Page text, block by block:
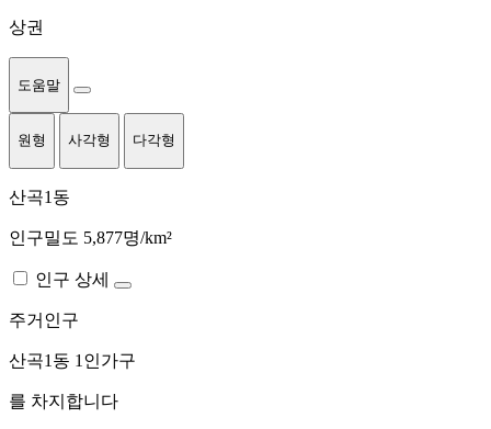
상권
도움말
원형 사각형 다각형
산곡1동
인구밀도 5,877명/km²
인구 상세
주거인구
산곡1동 1인가구
를 차지합니다